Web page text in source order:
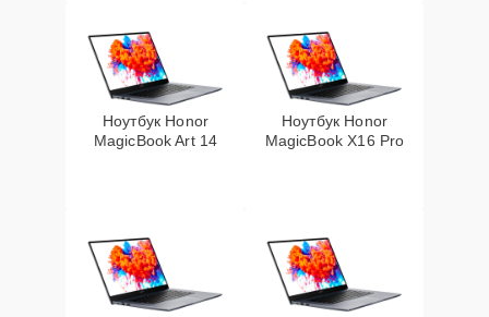
Ноутбук Honor
MagicBook Art 14
Ноутбук Honor
MagicBook X16 Pro